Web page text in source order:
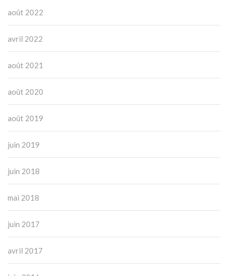
août 2022
avril 2022
août 2021
août 2020
août 2019
juin 2019
juin 2018
mai 2018
juin 2017
avril 2017